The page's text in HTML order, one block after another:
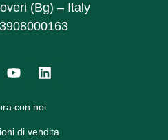
(Bg) – Italy
con noi
di vendita